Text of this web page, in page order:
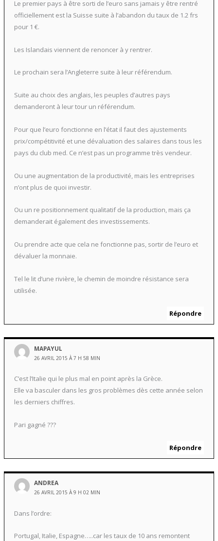
Le premier pays à être sorti de l’euro sans jamais y être rentré
officiellement est la Suisse suite à l’abandon du taux de 1.2 frs
pour 1 €.
Les Islandais viennent de renoncer à y rentrer.
Le prochain sera l’Angleterre suite à leur référendum.
Suite au choix des anglais, les peuples d’autres pays
demanderont à leur tour un référendum.
Pour que l’euro fonctionne en l’état il faut des ajustements
prix/compétitivité et une dévaluation des salaires dans tous les
pays du club med. Ce n’est pas un programme très vendeur.
Ou une augmentation de la productivité, mais les entreprises
n’ont plus de quoi investir.
Ou un re positionnement qualitatif de la production, mais ça
demanderait également des investissements.
Ou prendre acte que cela ne fonctionne pas, sortir de l’euro et
dévaluer la monnaie.
Tel le lit d’une rivière, le chemin de moindre résistance sera
utilisée.
Répondre
MAPAYUL
26 AVRIL 2015 À 7 H 58 MIN
C’est l’Italie qui le plus mal en point après la Grèce.
Elle va basculer dans les gros problèmes dès cette année selon
les derniers chiffres.
Pari gagné ???
Répondre
ANDREA
26 AVRIL 2015 À 9 H 02 MIN
Dans l’ordre:
Portugal, Italie, Espagne…..car les taux de 10 ans remontent